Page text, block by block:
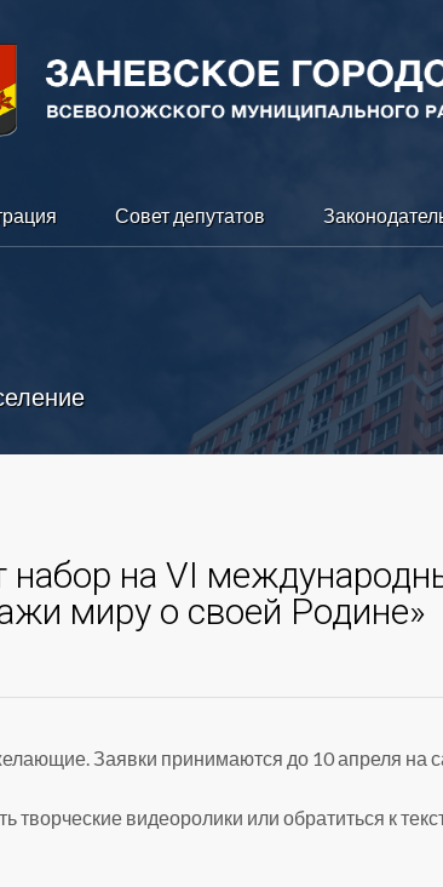
Совет депутатов
набор на VI
миру о своей Родине»
Заявки принимаются до 10 апреля на
творческие видеоролики или обратиться к